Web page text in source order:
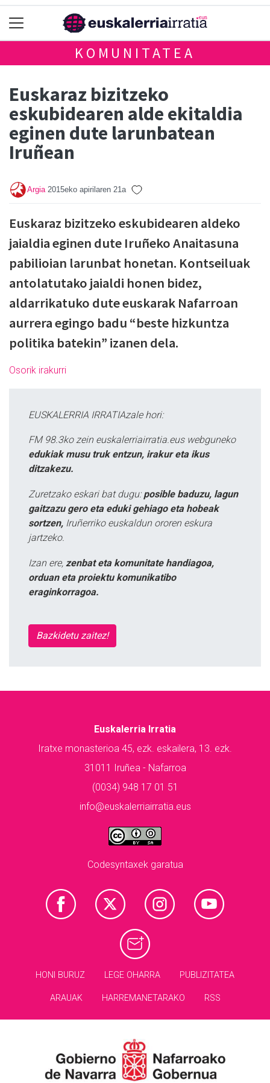
KOMUNITATEA
Euskaraz bizitzeko
eskubidearen alde ekitaldia
eginen dute larunbatean
Iruñean
Argia 2015eko apirilaren 21a
Euskaraz bizitzeko eskubidearen aldeko
jaialdia eginen dute Iruñeko Anaitasuna
pabilioian larunbat honetan. Kontseiluak
antolatutako jaialdi honen bidez,
aldarrikatuko dute euskarak Nafarroan
aurrera egingo badu “beste hizkuntza
politika batekin” izanen dela.
Osorik irakurri
EUSKALERRIA IRRATIAzale hori:
FM 98.3ko zein euskalerriairratia.eus webguneko
edukiak musu truk entzun, irakur eta ikus
ditzakezu.
Zuretzako eskari bat dugu: posible baduzu, lagun
gaitzazu gero eta eduki gehiago eta hobeak
sortzen, Iruñerriko euskaldun ororen eskura
jartzeko.
Izan ere, zenbat eta komunitate handiagoa,
orduan eta proiektu komunikatibo
eraginkorragoa.
Bazkidetu zaitez!
Euskalerria Irratia
Iratxe monasterioa 45, ezk. eskailera, 13. ezk.
31011 Iruñea - Nafarroa
(0034) 948 17 01 51
info@euskalerriairratia.eus
Codesyntaxek garatua
HONI BURUZ LEGE OHARRA PUBLIZITATEA
ARAUAK HARREMANETARAKO RSS